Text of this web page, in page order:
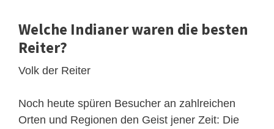
Welche Indianer waren die besten
Reiter?
Volk der Reiter
Noch heute spüren Besucher an zahlreichen
Orten und Regionen den Geist jener Zeit: Die